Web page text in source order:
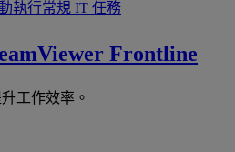
執行常規 IT 任務
Frontline
工作效率。